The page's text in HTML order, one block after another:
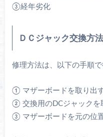
③経年劣化
ＤＣジャック交換方法
修理方法は、以下の手順で
① マザーボードを取り出
② 交換用のDCジャックを
③ マザーボードを元の位